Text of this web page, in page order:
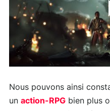
Nous pouvons ainsi
un action-RPG bien plus